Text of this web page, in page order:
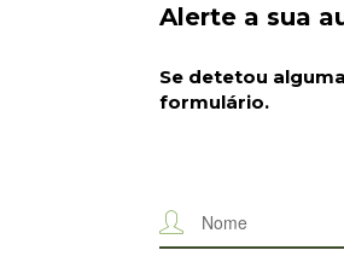
Alerte a sua
Se detetou
formulário.